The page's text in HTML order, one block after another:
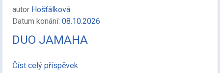
autor Hošťálková
Datum konání: 08.10.2026
DUO JAMAHA
Číst celý příspěvek